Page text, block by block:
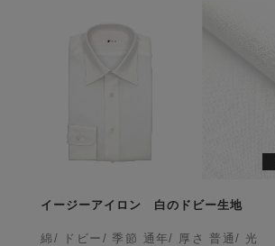
イージーアイロン 白のドビー生地
綿/ ドビー/ 季節 通年/ 厚さ 普通/ 光